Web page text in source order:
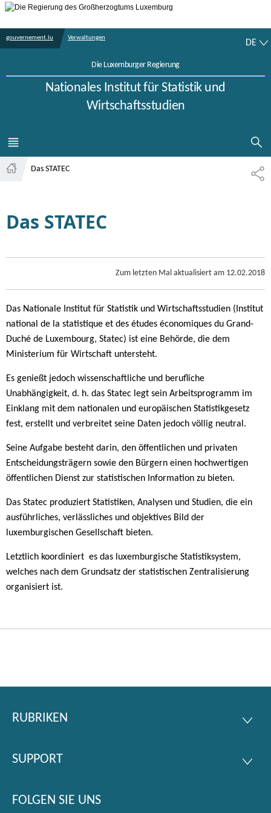
gouvernement.lu Verwaltungen
Die Luxemburger Regierung
Nationales Institut für Statistik und
Wirtschaftsstudien
DE
MENÜ
HAUPT- SUCHFLED
Das STATEC
Das STATEC
Zum letzten Mal aktualisiert am 12.02.2018
Das Nationale Institut für Statistik und Wirtschaftsstudien (Institut
national de la statistique et des études économiques du Grand-
Duché de Luxembourg, Statec) ist eine Behörde, die dem
Ministerium für Wirtschaft untersteht.
Es genießt jedoch wissenschaftliche und berufliche
Unabhängigkeit, d. h. das Statec legt sein Arbeitsprogramm im
Einklang mit dem nationalen und europäischen Statistikgesetz
fest, erstellt und verbreitet seine Daten jedoch völlig neutral.
Seine Aufgabe besteht darin, den öffentlichen und privaten
Entscheidungsträgern sowie den Bürgern einen hochwertigen
öffentlichen Dienst zur statistischen Information zu bieten.
Das Statec produziert Statistiken, Analysen und Studien, die ein
ausführliches, verlässliches und objektives Bild der
luxemburgischen Gesellschaft bieten.
Letztlich koordiniert es das luxemburgische Statistiksystem,
welches nach dem Grundsatz der statistischen Zentralisierung
organisiert ist.
Footer
RUBRIKEN
SUPPORT
FOLGEN SIE UNS